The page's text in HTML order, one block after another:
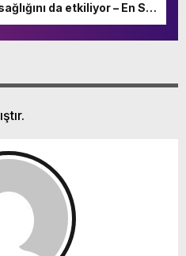
da etkiliyor – En Son